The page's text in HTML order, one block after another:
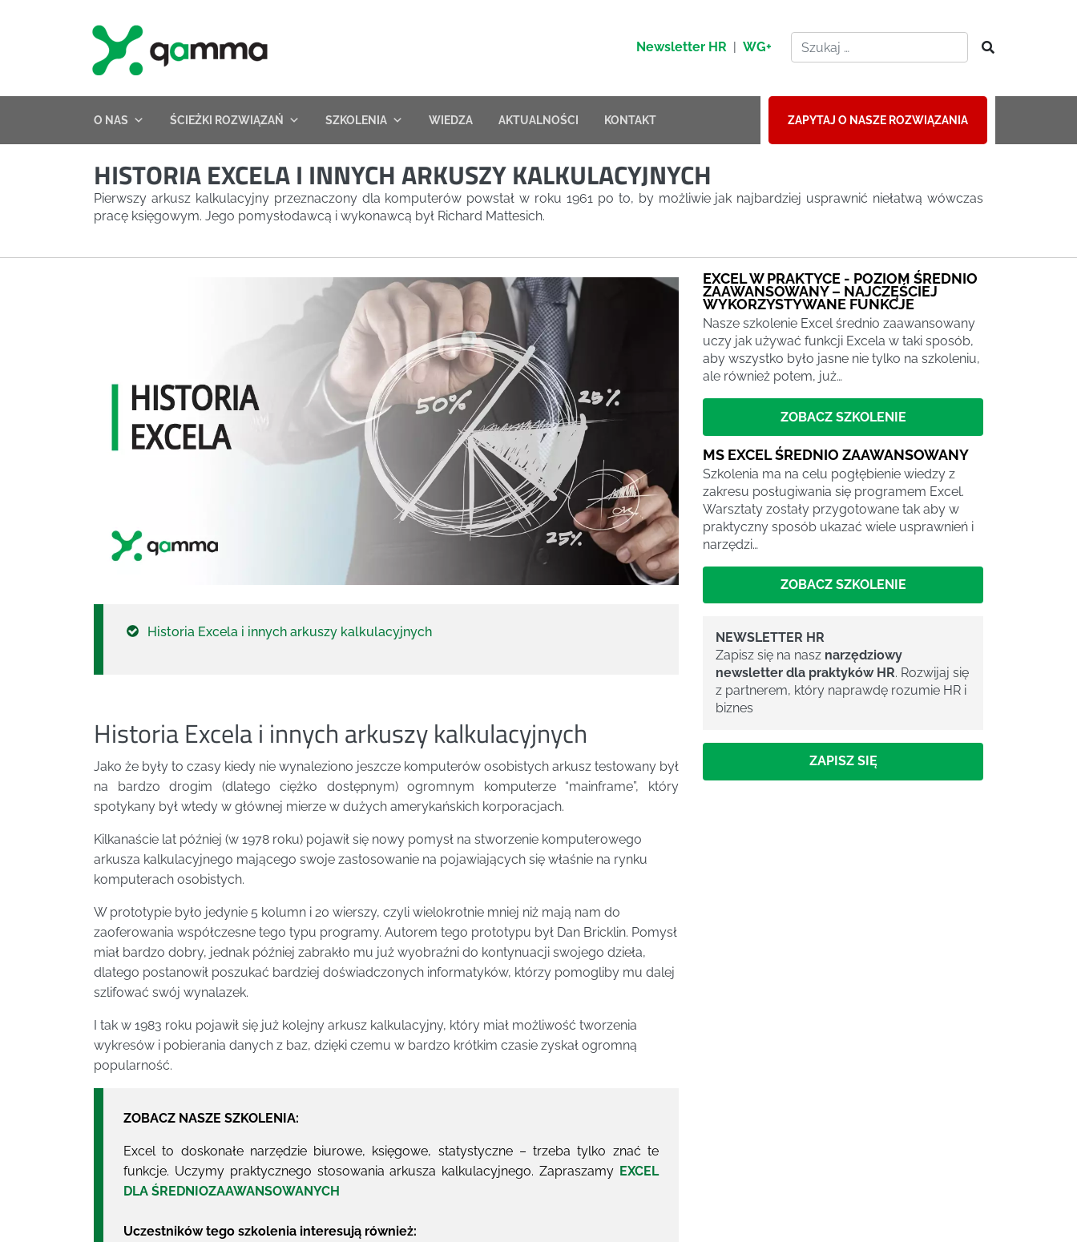
Newsletter HR | WG+
O NAS ŚCIEŻKI ROZWIĄZAŃ SZKOLENIA WIEDZA AKTUALNOŚCI KONTAKT ZAPYTAJ O NASZE ROZWIĄZANIA
HISTORIA EXCELA I INNYCH ARKUSZY KALKULACYJNYCH
Pierwszy arkusz kalkulacyjny przeznaczony dla komputerów powstał w roku 1961 po to, by możliwie jak najbardziej usprawnić niełatwą wówczas
pracę księgowym. Jego pomysłodawcą i wykonawcą był Richard Mattesich.
Historia Excela i innych arkuszy kalkulacyjnych
Historia Excela i innych arkuszy kalkulacyjnych
Jako że były to czasy kiedy nie wynaleziono jeszcze komputerów osobistych arkusz testowany był
na bardzo drogim (dlatego ciężko dostępnym) ogromnym komputerze “mainframe”, który
spotykany był wtedy w głównej mierze w dużych amerykańskich korporacjach.
Kilkanaście lat później (w 1978 roku) pojawił się nowy pomysł na stworzenie komputerowego
arkusza kalkulacyjnego mającego swoje zastosowanie na pojawiających się właśnie na rynku
komputerach osobistych.
W prototypie było jedynie 5 kolumn i 20 wierszy, czyli wielokrotnie mniej niż mają nam do
zaoferowania współczesne tego typu programy. Autorem tego prototypu był Dan Bricklin. Pomysł
miał bardzo dobry, jednak później zabrakło mu już wyobraźni do kontynuacji swojego dzieła,
dlatego postanowił poszukać bardziej doświadczonych informatyków, którzy pomogliby mu dalej
szlifować swój wynalazek.
I tak w 1983 roku pojawił się już kolejny arkusz kalkulacyjny, który miał możliwość tworzenia
wykresów i pobierania danych z baz, dzięki czemu w bardzo krótkim czasie zyskał ogromną
popularność.
ZOBACZ NASZE SZKOLENIA:
Excel to doskonałe narzędzie biurowe, księgowe, statystyczne – trzeba tylko znać te
funkcje. Uczymy praktycznego stosowania arkusza kalkulacyjnego. Zapraszamy EXCEL
DLA ŚREDNIOZAAWANSOWANYCH
Uczestników tego szkolenia interesują również:
EXCEL W PRAKTYCE - POZIOM ŚREDNIO
ZAAWANSOWANY – NAJCZĘŚCIEJ
WYKORZYSTYWANE FUNKCJE
Nasze szkolenie Excel średnio zaawansowany
uczy jak używać funkcji Excela w taki sposób,
aby wszystko było jasne nie tylko na szkoleniu,
ale również potem, już…
ZOBACZ SZKOLENIE
MS EXCEL ŚREDNIO ZAAWANSOWANY
Szkolenia ma na celu pogłębienie wiedzy z
zakresu posługiwania się programem Excel.
Warsztaty zostały przygotowane tak aby w
praktyczny sposób ukazać wiele usprawnień i
narzędzi…
ZOBACZ SZKOLENIE
NEWSLETTER HR
Zapisz się na nasz narzędziowy
newsletter dla praktyków HR. Rozwijaj się
z partnerem, który naprawdę rozumie HR i
biznes
ZAPISZ SIĘ